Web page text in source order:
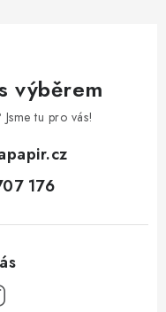
výběrem
tu pro vás!
176